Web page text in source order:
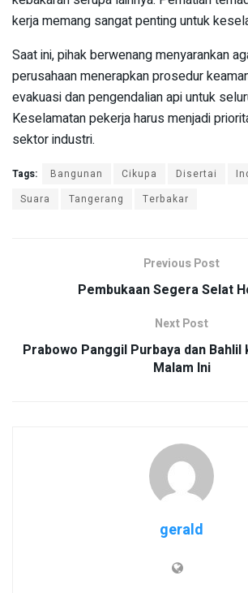
kerja memang sangat penting untuk
Saat ini, pihak berwenang menyarankan
perusahaan menerapkan prosedur
evakuasi dan pengendalian api untuk
Keselamatan pekerja harus menjadi
sektor industri.
Tags: Bangunan Cikupa Disertai
Suara
Tangerang Terbakar
Previous Post
Pembukaan Segera Selat
Next Post
Prabowo Panggil Purbaya dan
Malam Ini
gerald